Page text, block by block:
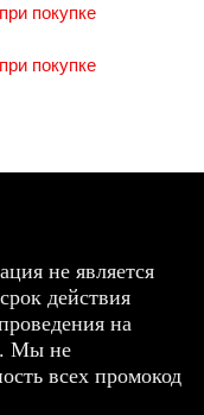
покупке
покупке
не является
действия
на
Мы не
всех промокод